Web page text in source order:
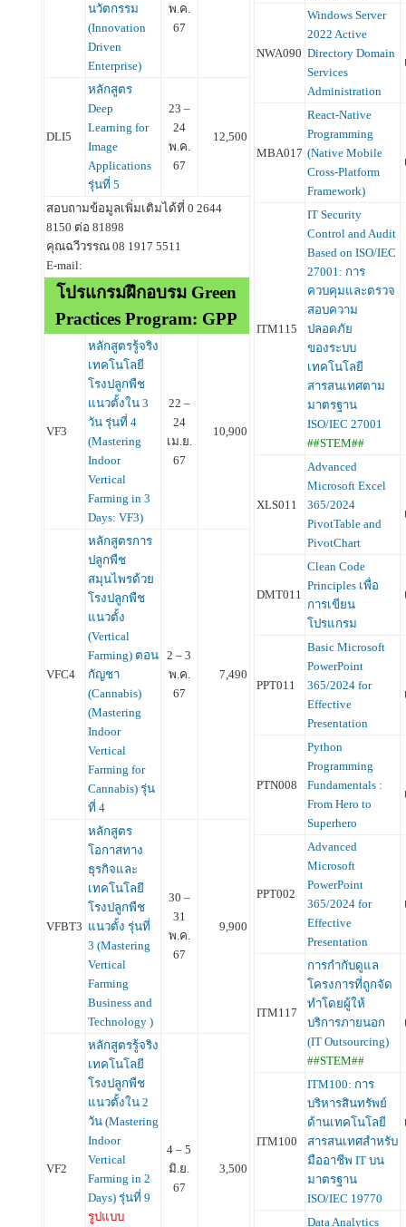
นวัตกรรม
(Innovation
Driven
Enterprise)
พ.ค.
67
DLI5
หลักสูตร
Deep
Learning for
Image
Applications
รุ่นที่ 5
23 –
24
พ.ค.
67
12,500
สอบถามข้อมูลเพิ่มเติมได้ที่ 0 2644
8150 ต่อ 81898
คุณฉวีวรรณ 08 1917 5511
E-mail:
โปรแกรมฝึกอบรม Green
Practices Program: GPP
VF3
หลักสูตรรู้จริง
เทคโนโลยี
โรงปลูกพืช
แนวตั้งใน 3
วัน รุ่นที่ 4
(Mastering
Indoor
Vertical
Farming in 3
Days: VF3)
22 –
24
เม.ย.
67
10,900
VFC4
หลักสูตรการ
ปลูกพืช
สมุนไพรด้วย
โรงปลูกพืช
แนวตั้ง
(Vertical
Farming) ตอน
กัญชา
(Cannabis)
(Mastering
Indoor
Vertical
Farming for
Cannabis) รุ่น
ที่ 4
2 – 3
พ.ค.
67
7,490
VFBT3
หลักสูตร
โอกาสทาง
ธุรกิจและ
เทคโนโลยี
โรงปลูกพืช
แนวตั้ง รุ่นที่
3 (Mastering
Vertical
Farming
Business and
Technology )
30 –
31
พ.ค.
67
9,900
VF2
หลักสูตรรู้จริง
เทคโนโลยี
โรงปลูกพืช
แนวตั้งใน 2
วัน (Mastering
Indoor
Vertical
Farming in 2
Days) รุ่นที่ 9
รูปแบบ
4 – 5
มิ.ย.
67
3,500
NWA090
Windows Server
2022 Active
Directory Domain
Services
Administration
MBA017
React-Native
Programming
(Native Mobile
Cross-Platform
Framework)
ITM115
IT Security
Control and Audit
Based on ISO/IEC
27001: การ
ควบคุมและตรวจ
สอบความ
ปลอดภัย
ของระบบ
เทคโนโลยี
สารสนเทศตาม
มาตรฐาน
ISO/IEC 27001
##STEM##
XLS011
Advanced
Microsoft Excel
365/2024
PivotTable and
PivotChart
DMT011
Clean Code
Principles เพื่อ
การเขียน
โปรแกรม
PPT011
Basic Microsoft
PowerPoint
365/2024 for
Effective
Presentation
PTN008
Python
Programming
Fundamentals :
From Hero to
Superhero
PPT002
Advanced
Microsoft
PowerPoint
365/2024 for
Effective
Presentation
ITM117
การกำกับดูแล
โครงการที่ถูกจัด
ทำโดยผู้ให้
บริการภายนอก
(IT Outsourcing)
##STEM##
ITM100
ITM100: การ
บริหารสินทรัพย์
ด้านเทคโนโลยี
สารสนเทศสำหรับ
มืออาชีพ IT บน
มาตรฐาน
ISO/IEC 19770
Data Analytics